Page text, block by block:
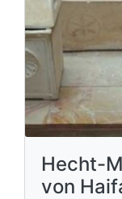
Hecht-
von